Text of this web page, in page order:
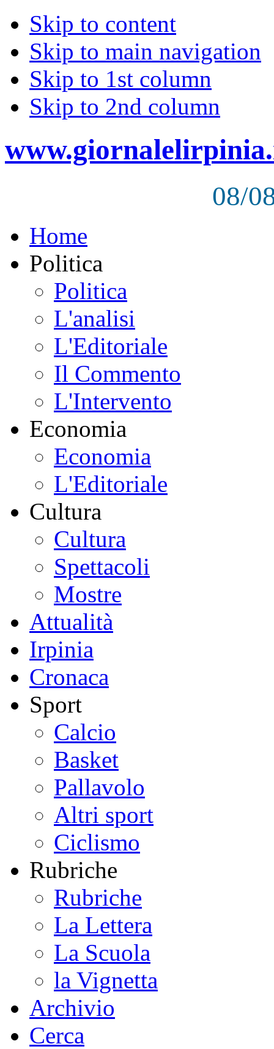
Skip to content
Skip to main navigation
Skip to 1st column
Skip to 2nd column
08/
Home
Politica
Politica
L'analisi
L'Editoriale
Il Commento
L'Intervento
Economia
Economia
L'Editoriale
Cultura
Cultura
Spettacoli
Mostre
Attualità
Irpinia
Cronaca
Sport
Calcio
Basket
Pallavolo
Altri sport
Ciclismo
Rubriche
Rubriche
La Lettera
La Scuola
la Vignetta
Archivio
Cerca